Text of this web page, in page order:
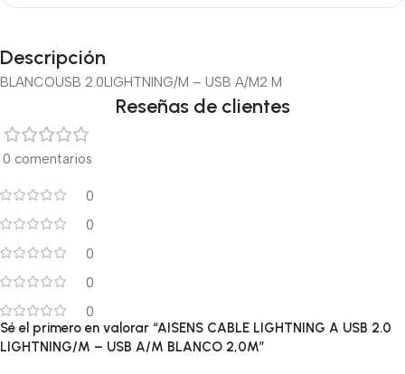
Descripción
BLANCOUSB 2.0LIGHTNING/M – USB A/M2 M
Reseñas de clientes
0 comentarios
0
0
0
0
0
Sé el primero en valorar “AISENS CABLE LIGHTNING A USB 2.0
LIGHTNING/M – USB A/M BLANCO 2,0M”